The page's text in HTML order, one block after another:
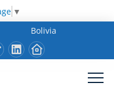
▼
Bolivia